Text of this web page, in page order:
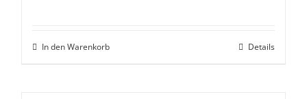
In den Warenkorb Details